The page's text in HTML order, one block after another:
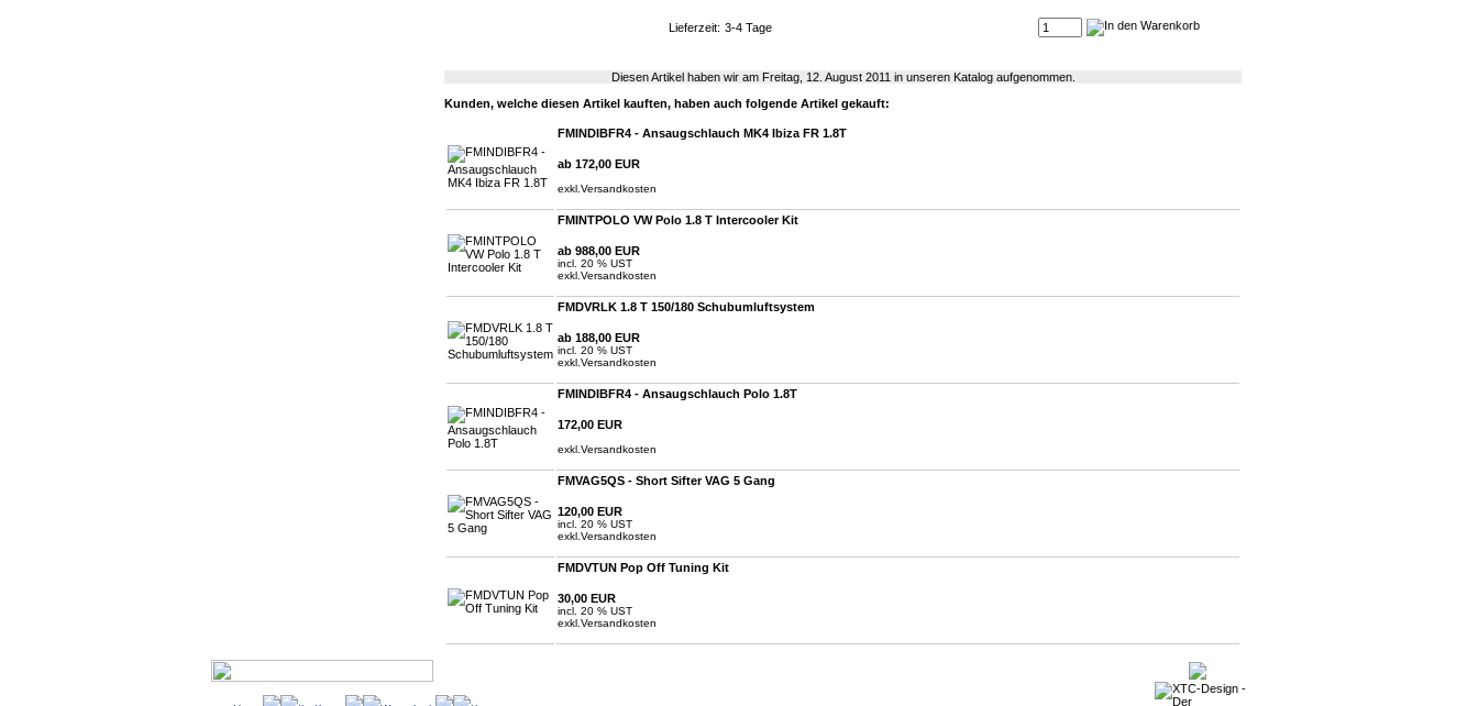
Lieferzeit: 3-4 Tage
Diesen Artikel haben wir am Freitag, 12. August 2011 in unseren Katalog aufgenommen.
Kunden, welche diesen Artikel kauften, haben auch folgende Artikel gekauft:
FMINDIBFR4 - Ansaugschlauch MK4 Ibiza FR 1.8T
ab 172,00 EUR
exkl. Versandkosten
FMINTPOLO VW Polo 1.8 T Intercooler Kit
ab 988,00 EUR
incl. 20 % UST
exkl. Versandkosten
FMDVRLK 1.8 T 150/180 Schubumluftsystem
ab 188,00 EUR
incl. 20 % UST
exkl. Versandkosten
FMINDIBFR4 - Ansaugschlauch Polo 1.8T
172,00 EUR
exkl. Versandkosten
FMVAG5QS - Short Sifter VAG 5 Gang
120,00 EUR
incl. 20 % UST
exkl. Versandkosten
FMDVTUN Pop Off Tuning Kit
30,00 EUR
incl. 20 % UST
exkl. Versandkosten